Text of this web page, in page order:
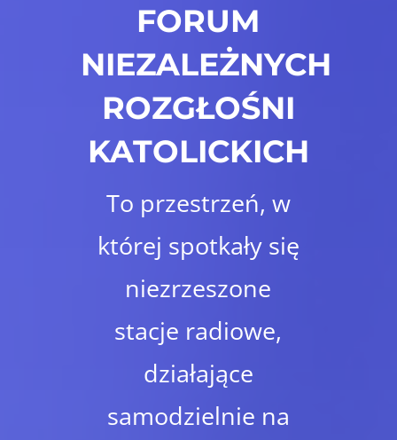
FORUM
NIEZALEŻNYCH
ROZGŁOŚNI
KATOLICKICH
To przestrzeń, w
której spotkały się
niezrzeszone
stacje radiowe,
działające
samodzielnie na